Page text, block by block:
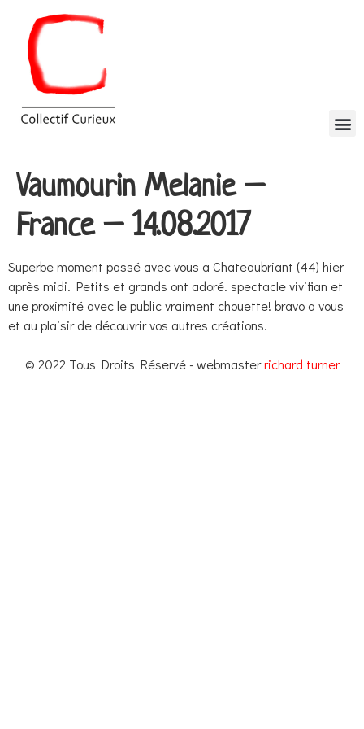
Vaumourin Melanie –
France – 14.08.2017
Superbe moment passé avec vous a Chateaubriant (44) hier
après midi. Petits et grands ont adoré. spectacle vivifian et
une proximité avec le public vraiment chouette! bravo a vous
et au plaisir de découvrir vos autres créations.
© 2022 Tous Droits Réservé - webmasterrichard turner